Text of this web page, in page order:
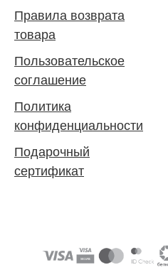
Правила возврата
товара
Пользовательское
соглашение
Политика
конфиденциальности
Подарочный
сертификат